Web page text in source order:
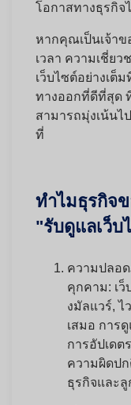
โอกาสทางธุรกิจ
หากคุณเป็นเจ้าข
เวลา ความเชี่ย
เว็บไซต์อย่างเต็ม
ทางออกที่ดีที่สุด
สามารถมุ่งเน้นไ
ที่
ทำไมธุรกิจ
"รับดูแลเว็บ
ความปลอ
คุกคาม: เ
งมัลแวร์, ไ
เสมอ การ
การอัปเดต
ความผิดป
ธุรกิจและ